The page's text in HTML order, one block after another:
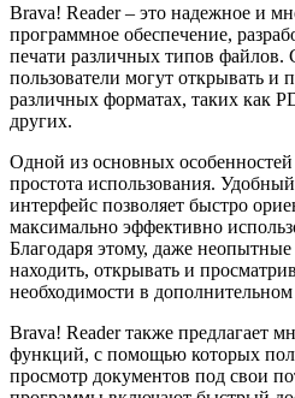
Brava! Reader – это надежное и
программное обеспечение,
печати различных типов
пользователи могут открывать и
различных форматах, таких как
других.
Одной из основных особенностей
простота использования.
интерфейс позволяет быстро
максимально эффективно
Благодаря этому, даже неопытные
находить, открывать и
необходимости в
Brava! Reader также предлагает
функций, с помощью которых
просмотр документов под свои